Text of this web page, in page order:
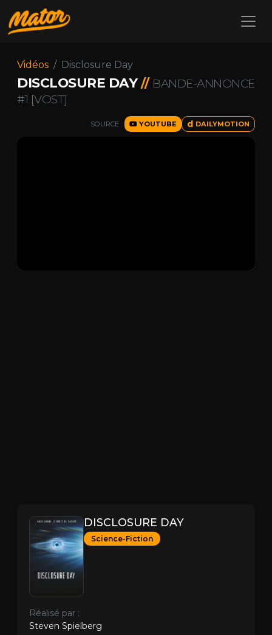
Vidéos Disclosure Day
DISCLOSURE DAY // BANDE-ANNONCE
#1 [VOST]
SOURCE : YOUTUBE DAILYMOTION
DISCLOSURE DAY
Science-Fiction
Réalisé par :
Steven Spielberg